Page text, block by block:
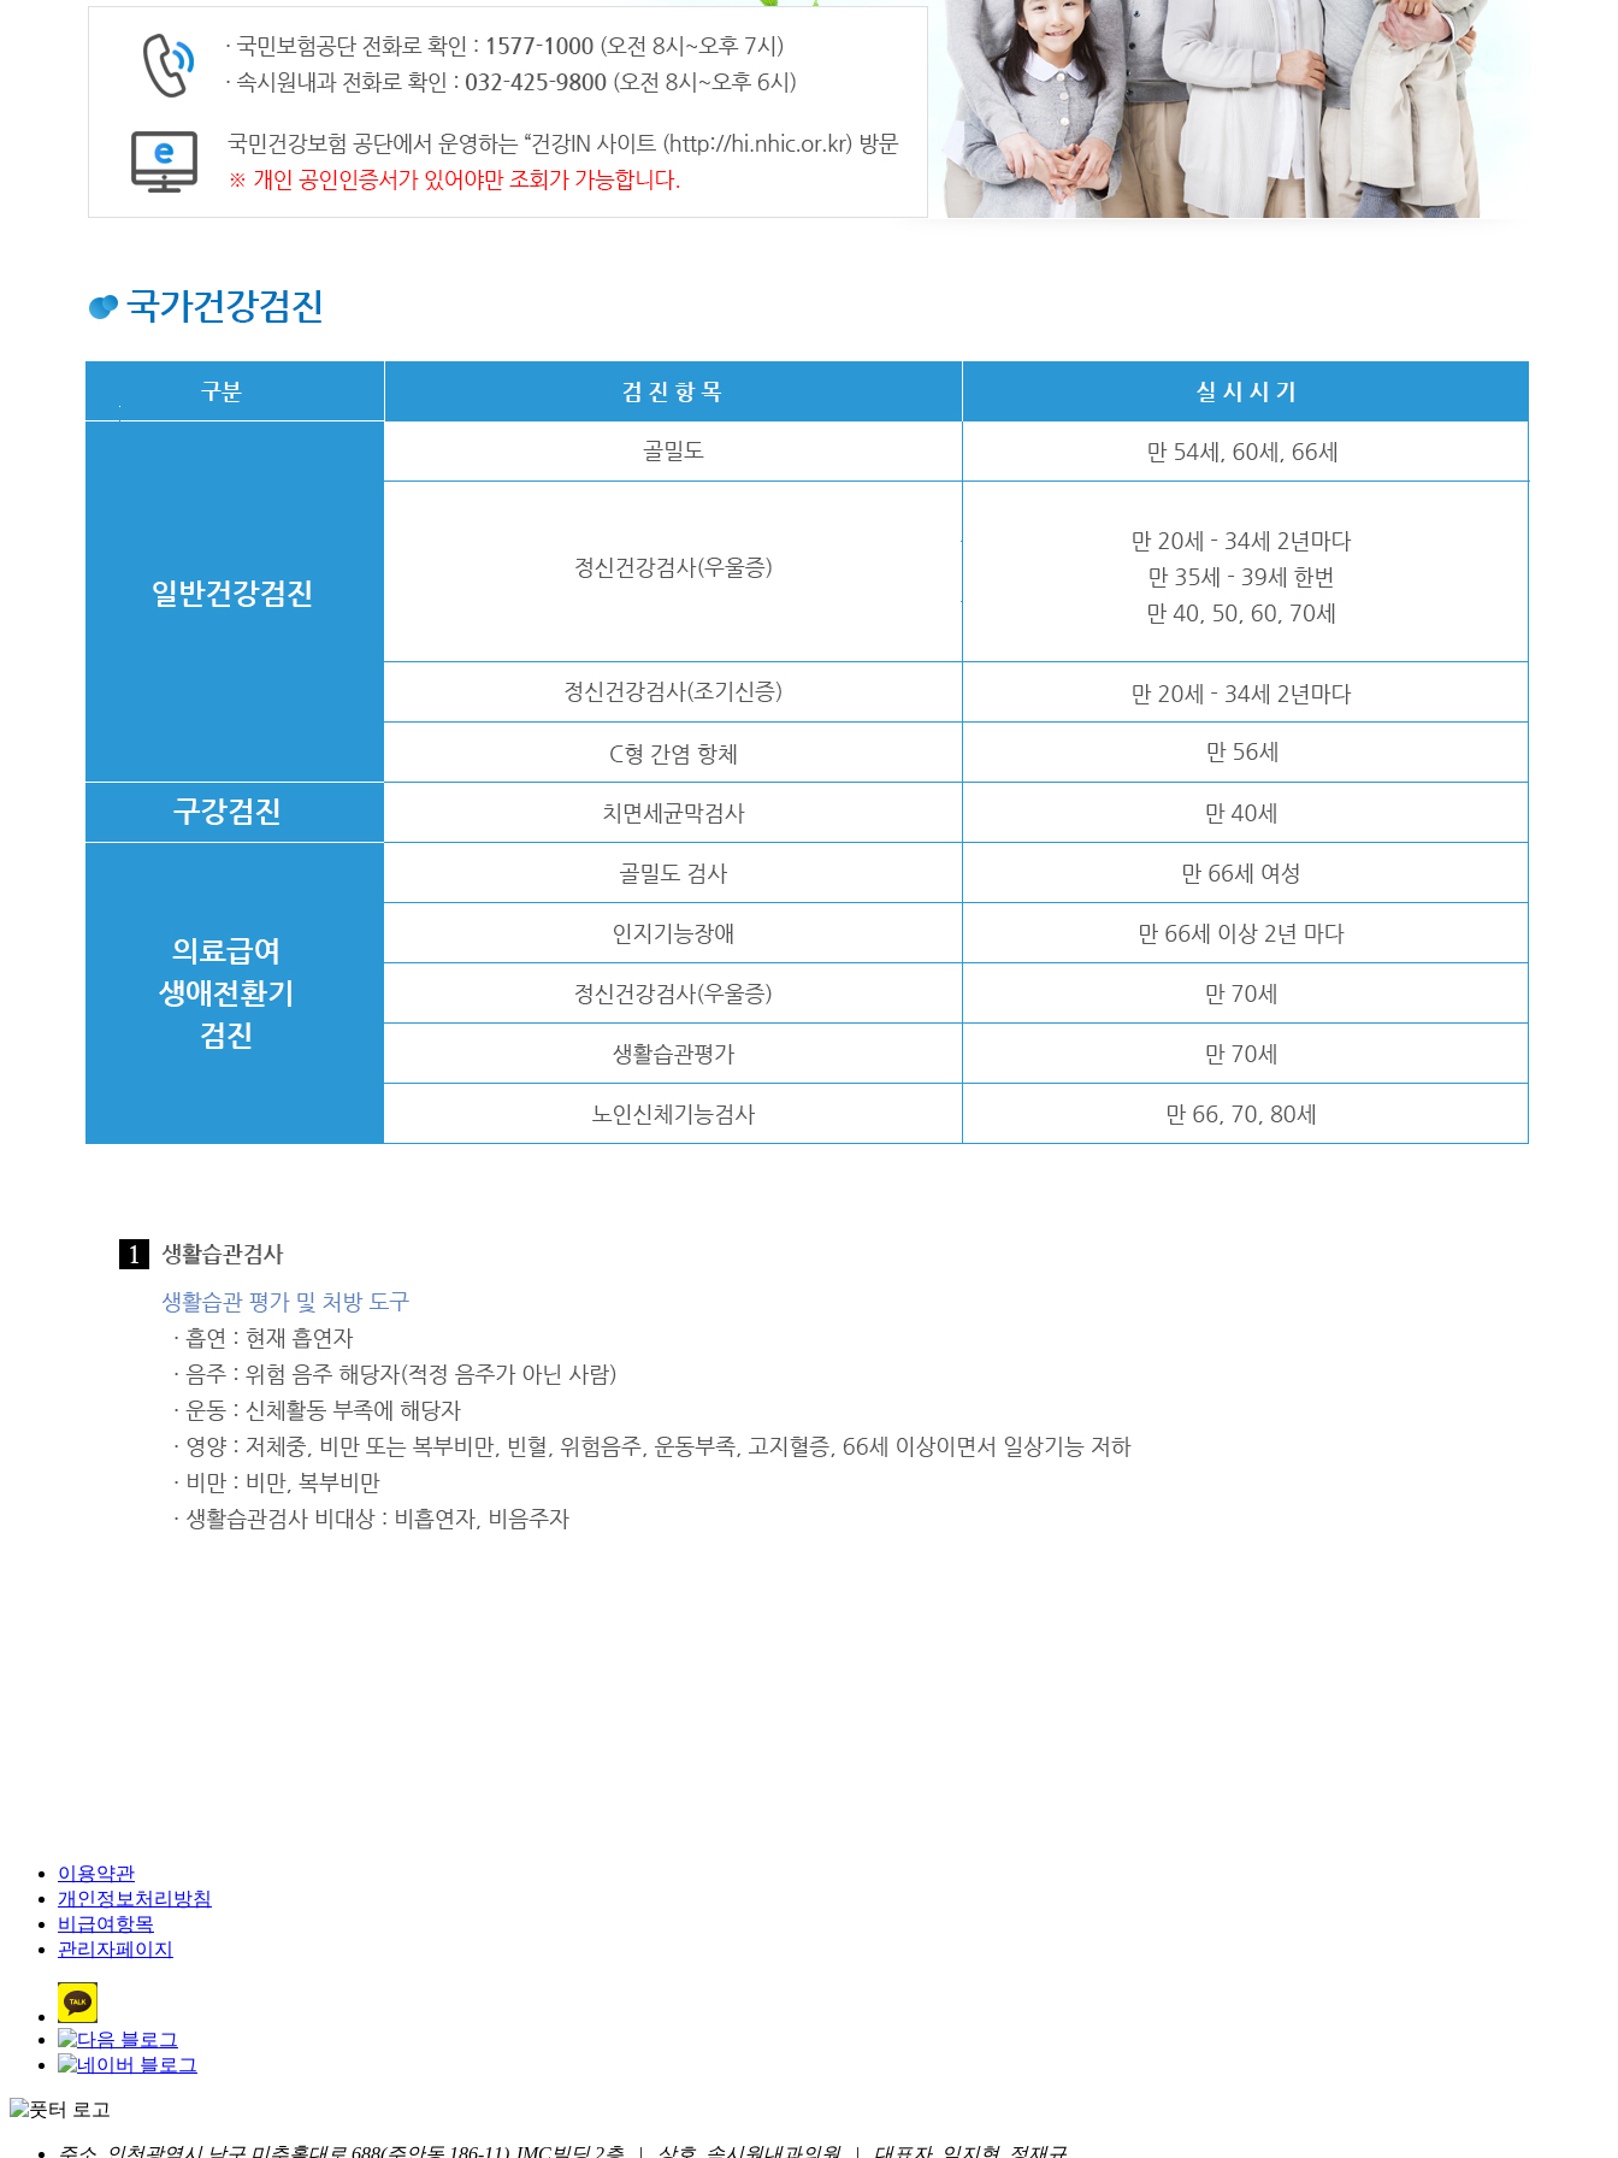
이용약관
개인정보처리방침
비급여항목
관리자페이지
주소. 인천광역시 남구 미추홀대로 688(주안동 186-11) JMC빌딩 2층 | 상호. 속시원내과의원 | 대표자. 임지현, 정재규